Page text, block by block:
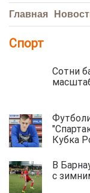
Главная
Спорт
Сотни
Кубка
В
с